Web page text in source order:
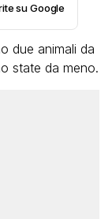
su Google
due animali da
state da meno.